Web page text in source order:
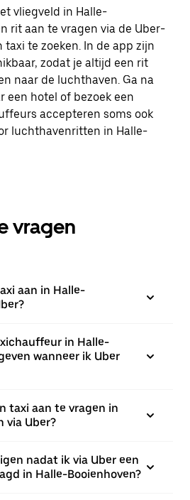
vliegveld in Halle-
rit aan te vragen via de Uber-
te zoeken. In de app zijn
zodat je altijd een rit
naar de luchthaven. Ga na
een hotel of bezoek een
accepteren soms ook
luchthavenritten in Halle-
vragen
aan in Halle-
in Halle-
wanneer ik Uber
taxi aan te vragen in
via Uber?
nadat ik via Uber een
in Halle-Booienhoven?